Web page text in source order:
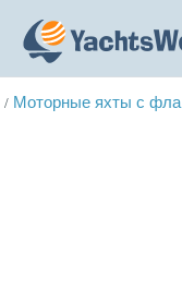
/ Моторные яхты с